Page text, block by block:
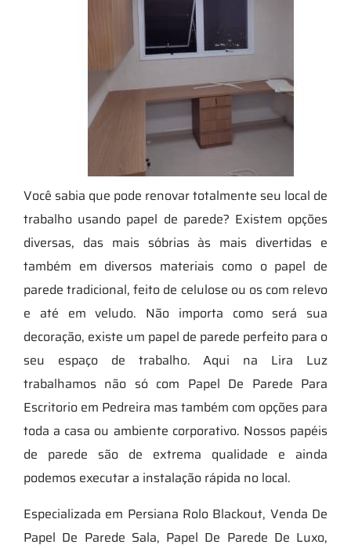
Você sabia que pode renovar totalmente seu local de
trabalho usando papel de parede? Existem opções
diversas, das mais sóbrias às mais divertidas e
também em diversos materiais como o papel de
parede tradicional, feito de celulose ou os com relevo
e até em veludo. Não importa como será sua
decoração, existe um papel de parede perfeito para o
seu espaço de trabalho. Aqui na Lira Luz
trabalhamos não só com Papel De Parede Para
Escritorio em Pedreira mas também com opções para
toda a casa ou ambiente corporativo. Nossos papéis
de parede são de extrema qualidade e ainda
podemos executar a instalação rápida no local.
Especializada em Persiana Rolo Blackout, Venda De
Papel De Parede Sala, Papel De Parede De Luxo,